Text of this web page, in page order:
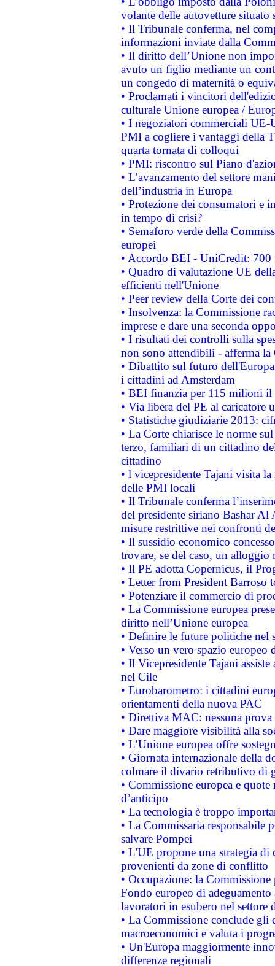
volante delle autovetture
• Il Tribunale conferma, nel
informazioni inviate dalla
• Il diritto dell’Unione non
avuto un figlio mediante un
un congedo di maternità o
• Proclamati i vincitori
culturale Unione europea /
• I negoziatori commerciali UE-
PMI a cogliere i vantaggi della
quarta tornata di colloqui
• PMI: riscontro sul Piano
• L’avanzamento del settore
dell’industria in Europa
• Protezione dei consumatori e
in tempo di crisi?
• Semaforo verde della
europei
• Accordo BEI - UniCredit:
• Quadro di valutazione UE
efficienti nell'Unione
• Peer review della Corte dei
• Insolvenza: la Commissione
imprese e dare una seconda
• I risultati dei controlli sulla
non sono attendibili - afferma la
• Dibattito sul futuro
i cittadini ad Amsterdam
• BEI finanzia per 115 milioni
• Via libera del PE al caricatore
• Statistiche giudiziarie 2013:
• La Corte chiarisce le norme
terzo, familiari di un cittadino
cittadino
• l vicepresidente Tajani visita
delle PMI locali
• Il Tribunale conferma
del presidente siriano Bashar Al
misure restrittive nei confronti
• Il sussidio economico
trovare, se del caso, un
• Il PE adotta Copernicus, il
• Letter from President Barroso
• Potenziare il commercio di
• La Commissione europea
diritto nell’Unione europea
• Definire le future politiche nel
• Verso un vero spazio
• Il Vicepresidente Tajani
nel Cile
• Eurobarometro: i cittadini
orientamenti della nuova PAC
• Direttiva MAC: nessuna
• Dare maggiore visibilità alla
• L’Unione europea offre
• Giornata internazionale della
colmare il divario retributivo di
• Commissione europea e
d’anticipo
• La tecnologia è troppo
• La Commissaria responsabile
salvare Pompei
• L'UE propone una strategia
provenienti da zone di conflitto
• Occupazione: la
Fondo europeo di
lavoratori in esubero nel
• La Commissione conclude
macroeconomici e valuta i
• Un'Europa maggiormente
differenze regionali